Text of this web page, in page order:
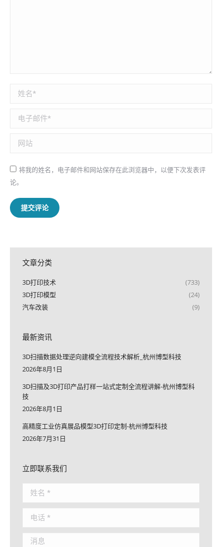
姓名 *
电子邮件 *
网站
将我的姓名，电子邮件和网站保存在此浏览器中，以便下次发表评
论。
提交评论
文章分类
3D打印技术
(733)
3D打印模型
(24)
汽车改装
(9)
最新资讯
3D扫描数据处理逆向建模全流程技术解析_杭州博型科技
2026年8月1日
3D扫描及3D打印产品打样一站式定制全流程讲解-杭州博型科
技
2026年8月1日
高精度工业仿真展品模型3D打印定制-杭州博型科技
2026年7月31日
立即联系我们
姓名 *
电话 *
消息